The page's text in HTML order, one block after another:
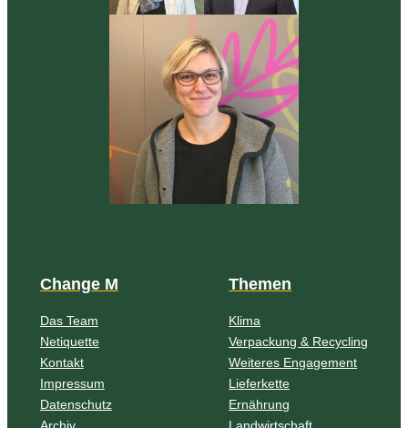
Change M
Das Team
Netiquette
Kontakt
Impressum
Datenschutz
Archiv
Themen
Klima
Verpackung & Recycling
Weiteres Engagement
Lieferkette
Ernährung
Landwirtschaft